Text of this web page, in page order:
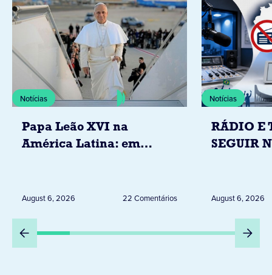
Notícias
Papa Leão XVI na
América Latina: em
Peru
August 6, 2026 22 Comentários
Notícias
RÁDIO E
SEGUIR
DESTA
August 6, 2026